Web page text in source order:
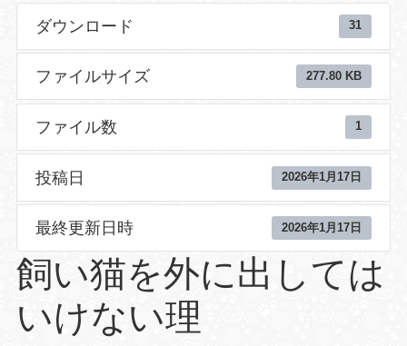
ダウンロード 31
ファイルサイズ 277.80 KB
ファイル数 1
投稿日 2026年1月17日
最終更新日時 2026年1月17日
飼い猫を外に出しては
いけない理